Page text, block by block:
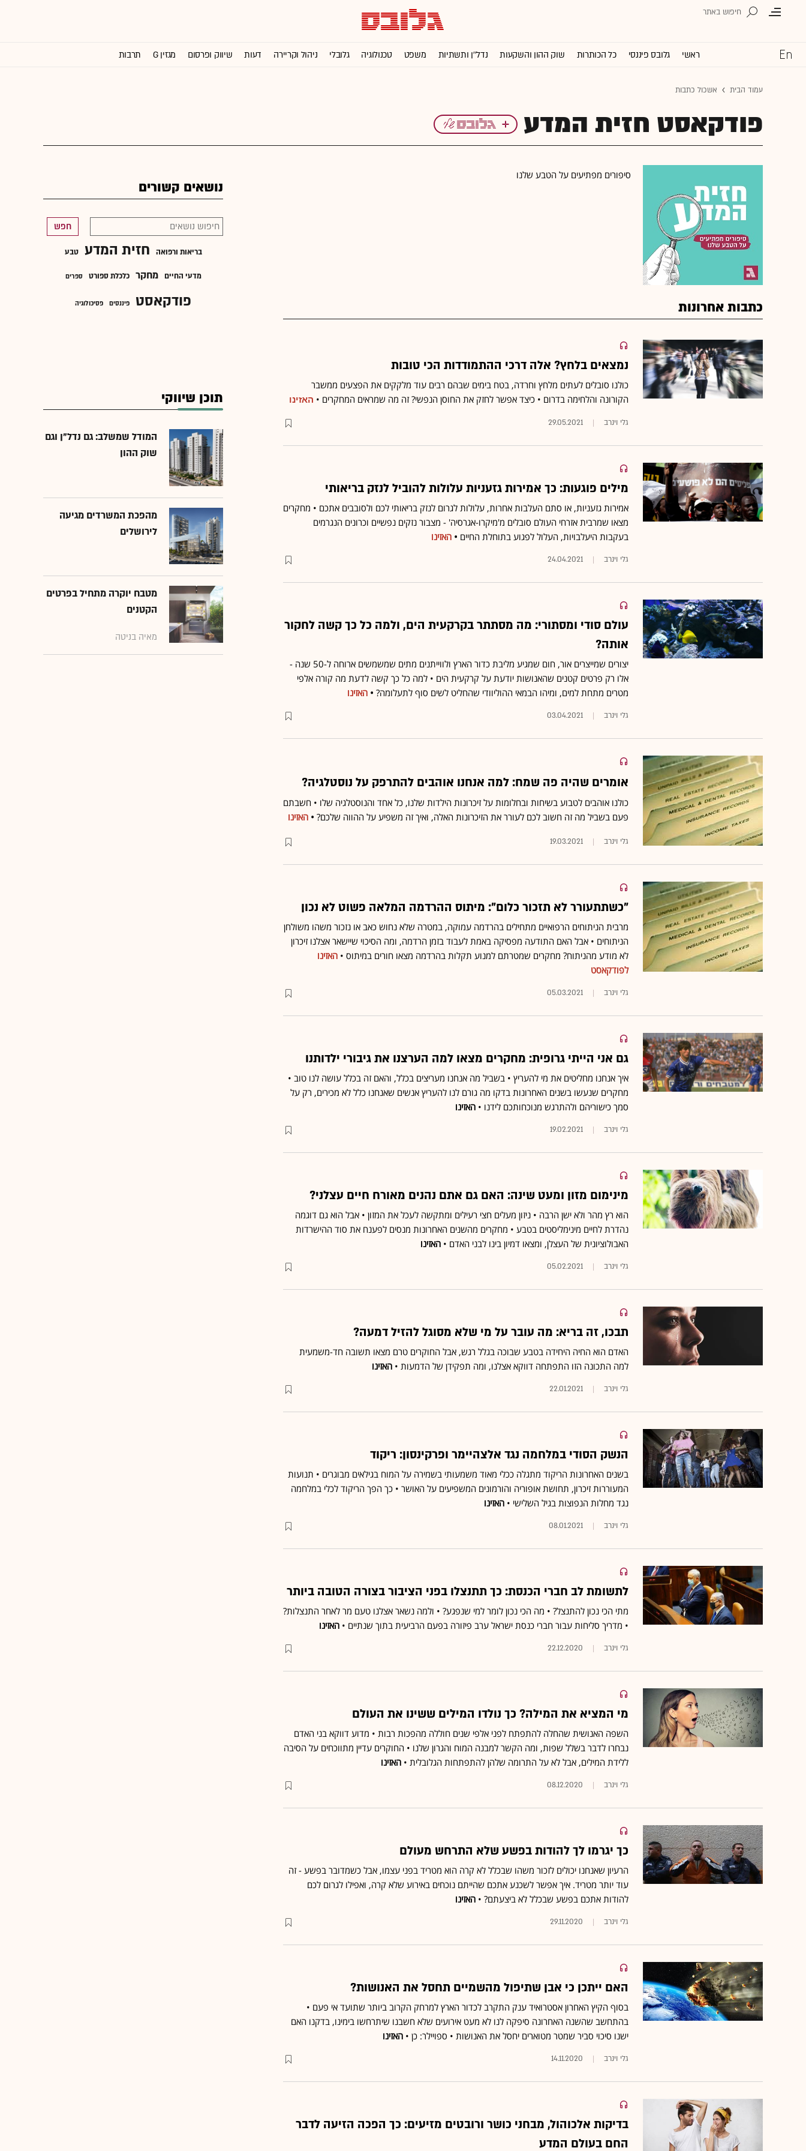
ראשי גלובס פיננסי כל הכותרות שוק ההון והשקעות נדל''ן ותשתיות משפט טכנולוגיה גלובלי ניהול וקריירה דעות שיווק ופרסום מגזין G תרבות
עמוד הבית אשכול כתבות
פודקאסט חזית המדע
סיפורים מפתיעים על הטבע שלנו
כתבות אחרונות
נמצאים בלחץ? אלה דרכי ההתמודדות הכי טובות
כולנו סובלים לעתים מלחץ וחרדה, בטח בימים שבהם רבים עוד מלקקים את הפצעים ממשבר
הקורונה והלחימה בדרום • כיצד אפשר לחזק את החוסן הנפשי? זה מה שמראים המחקרים • האזינו
גלי וינרב 29.05.2021
מילים פוגעות: כך אמירות גזעניות עלולות להוביל לנזק בריאותי
אמירות גזעניות, או סתם העלבות אחרות, עלולות לגרום לנזק בריאותי לכם ולסובבים אתכם • מחקרים
מצאו שמרבית אזרחי העולם סובלים מ'מיקרו-אגרסיה' - מצבור נזקים נפשיים וכרונים הנגרמים
בעקבות היעלבויות, העלול לפגוע בתוחלת החיים • האזינו
גלי וינרב 24.04.2021
עולם סודי ומסתורי: מה מסתתר בקרקעית הים, ולמה כל כך קשה לחקור
אותה?
יצורים שמייצרים אור, חום שמגיע מליבת כדור הארץ ולווייתנים מתים שמשמשים ארוחה ל-50 שנה -
אלו רק פרטים קטנים שהאנושות יודעת על קרקעית הים • למה כל כך קשה לדעת מה קורה אלפי
מטרים מתחת למים, ומיהו הבמאי ההוליוודי שהחליט לשים סוף לתעלומה? • האזינו
גלי וינרב 03.04.2021
אומרים שהיה פה שמח: למה אנחנו אוהבים להתרפק על נוסטלגיה?
כולנו אוהבים לטבוע בשיחות ובחלומות על זיכרונות הילדות שלנו, כל אחד והנוסטלגיה שלו • חשבתם
פעם בשביל מה זה חשוב לכם לעורר את הזיכרונות האלה, ואיך זה משפיע על ההווה שלכם? • האזינו
גלי וינרב 19.03.2021
"כשתתעורר לא תזכור כלום": מיתוס ההרדמה המלאה פשוט לא נכון
מרבית הניתוחים הרפואיים מתחילים בהרדמה עמוקה, במטרה שלא נחוש כאב או נזכור משהו משולחן
הניתוחים • אבל האם התודעה מפסיקה באמת לעבוד בזמן הרדמה, ומה הסיכוי שיישאר אצלנו זיכרון
לא מודע מהניתוח? מחקרים שמטרתם למנוע תקלות בהרדמה מצאו חורים במיתוס • האזינו
לפודקאסט
גלי וינרב 05.03.2021
גם אני הייתי גרופית: מחקרים מצאו למה הערצנו את גיבורי ילדותנו
איך אנחנו מחליטים את מי להעריץ • בשביל מה אנחנו מעריצים בכלל, והאם זה בכלל עושה לנו טוב •
מחקרים שנעשו בשנים האחרונות בדקו מה גורם לנו להעריץ אנשים שאנחנו כלל לא מכירים, רק על
סמך כישוריהם ולהתרגש מנוכחותכם לידנו • האזינו
גלי וינרב 19.02.2021
מינימום מזון ומעט שינה: האם גם אתם נהנים מאורח חיים עצלני?
הוא רץ מהר ולא ישן הרבה • ניזון מעלים חצי רעילים ומתקשה לעכל את המזון • אבל הוא גם דוגמה
נהדרת לחיים מינימליסטים בטבע • מחקרים מהשנים האחרונות מנסים לפענח את סוד ההישרדות
האבולוציונית של העצלן, ומצאו דמיון בינו לבני האדם • האזינו
גלי וינרב 05.02.2021
תבכו, זה בריא: מה עובר על מי שלא מסוגל להזיל דמעה?
האדם הוא החיה היחידה בטבע שבוכה בגלל רגש, אבל החוקרים טרם מצאו תשובה חד-משמעית
למה התכונה הזו התפתחה דווקא אצלנו, ומה תפקידן של הדמעות • האזינו
גלי וינרב 22.01.2021
הנשק הסודי במלחמה נגד אלצהיימר ופרקינסון: ריקוד
בשנים האחרונות הריקוד מתגלה ככלי מאוד משמעותי בשמירה על המוח בגילאים מבוגרים • תנועות
המעוררות זיכרון, תחושת אופוריה והורמונים המשפיעים על האושר • כך הפך הריקוד לכלי במלחמה
נגד מחלות הנפוצות בגיל השלישי • האזינו
גלי וינרב 08.01.2021
לתשומת לב חברי הכנסת: כך תתנצלו בפני הציבור בצורה הטובה ביותר
מתי הכי נכון להתנצל? • מה הכי נכון לומר למי שנפגע? • ולמה נשאר אצלנו טעם מר לאחר התנצלות?
• מדריך סליחות עבור חברי כנסת ישראל ערב פיזורה בפעם הרביעית בתוך שנתיים • האזינו
גלי וינרב 22.12.2020
מי המציא את המילה? כך נולדו המילים ששינו את העולם
השפה האנושית שהחלה להתפתח לפני אלפי שנים חוללה מהפכות רבות • מדוע דווקא בני האדם
נבחרו לדבר בשלל שפות, ומה הקשר למבנה המוח והגרון שלנו • החוקרים עדיין מתווכחים על הסיבה
ללידת המילים, אבל לא על התרומה שלהן להתפתחות הגלובלית • האזינו
גלי וינרב 08.12.2020
כך יגרמו לך להודות בפשע שלא התרחש מעולם
הרעיון שאנחנו יכולים לזכור משהו שבכלל לא קרה הוא מטריד בפני עצמו, אבל כשמדובר בפשע - זה
עוד יותר מטריד. איך אפשר לשכנע אתכם שהייתם נוכחים באירוע שלא קרה, ואפילו לגרום לכם
להודות אתכם בפשע שבכלל לא ביצעתם? • האזינו
גלי וינרב 29.11.2020
האם ייתכן כי אבן שתיפול מהשמיים תחסל את האנושות?
בסוף הקיץ האחרון אסטרואיד ענק התקרב לכדור הארץ למרחק הקרוב ביותר שתועד אי פעם •
בהתחשב שהשנה האחרונה סיפקה לנו לא מעט אירועים שלא חשבנו שיתרחשו בימינו, בדקנו האם
ישנו סיכוי סביר שמטר מטוארים יחסל את האנושות • ספויילר: כן • האזינו
גלי וינרב 14.11.2020
בדיקות אלכוהול, מבחני כושר ורובטים מזיעים: כך הפכה הזיעה לדבר
החם בעולם המדע
נושאים קשורים
חפש
בריאות ורפואה חזית המדע טבע
מדעי החיים מחקר כלכלת ספורט ספרים
פודקאסט פיננסים פסיכולוגיה
תוכן שיווקי
המודל שמשלב: גם נדל"ן וגם
שוק ההון
מהפכת המשרדים מגיעה
לירושלים
מטבח יוקרה מתחיל בפרטים
הקטנים
מאיה בניטה